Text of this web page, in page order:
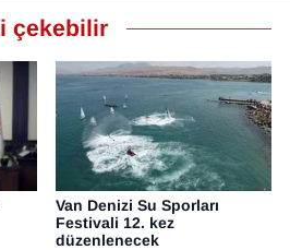
çekebilir
Van Denizi Su Sporları
Festivali 12. kez
düzenlenecek